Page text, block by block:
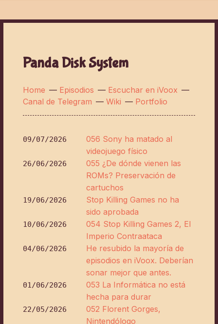
Panda Disk System
Home — Episodios — Escuchar en iVoox —
Canal de Telegram — Wiki — Portfolio
09/07/2026
056 Sony ha matado al
videojuego físico
26/06/2026
055 ¿De dónde vienen las
ROMs? Preservación de
cartuchos
19/06/2026
Stop Killing Games no ha
sido aprobada
10/06/2026
054 Stop Killing Games 2, El
Imperio Contraataca
04/06/2026
He resubido la mayoría de
episodios en iVoox. Deberían
sonar mejor que antes.
01/06/2026
053 La Informática no está
hecha para durar
22/05/2026
052 Florent Gorges,
Nintendólogo